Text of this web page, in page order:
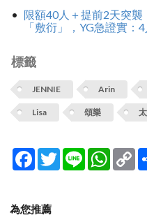
限額40人＋提前2天突
「敷衍」，YG急證實：
標籤
JENNIE Arin
Lisa 頌樂
Facebook
TwitterLine
為您推薦